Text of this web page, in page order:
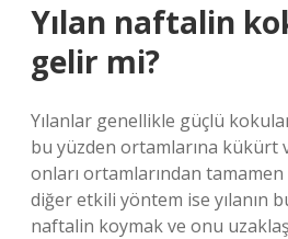
Yılan naftalin
gelir mi?
Yılanlar genellikle güçlü
bu yüzden ortamlarına kükürt
onları ortamlarından
diğer etkili yöntem ise yılanın
naftalin koymak ve onu